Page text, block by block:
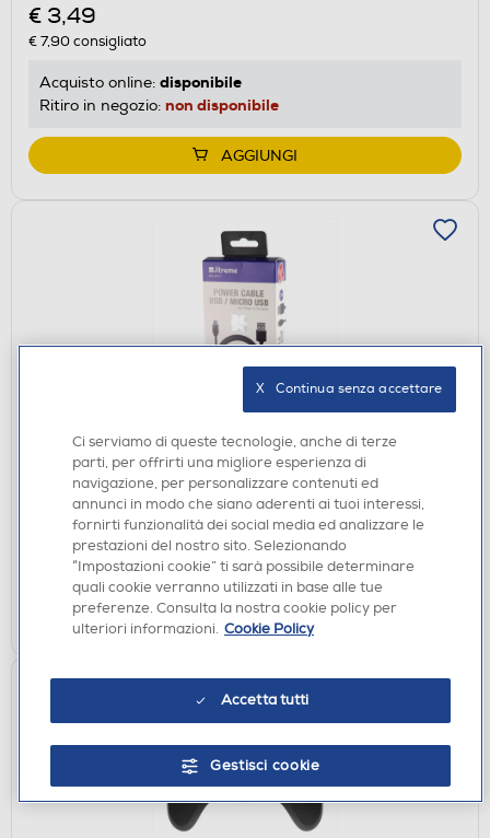
€ 3,49
€ 7,90consigliato
Acquisto online: disponibile
Ritiro in negozio: non disponibile
AGGIUNGI
ACCESSORI HOME ENTERTAINMENT
XTREME - 90451 - PS4 Power Cable USB
€ 6,90
consigliato
Acquisto online:disponibile
Ritiro in negozio in 30' gratuito:verifica
AGGIUNGI
Ci serviamo di queste tecnologie, anche di terze
parti, per offrirti una migliore esperienza di
navigazione, per personalizzare contenuti ed
annunci in modo che siano aderenti ai tuoi interessi,
fornirti funzionalità dei social media ed analizzare le
prestazioni del nostro sito. Selezionando
“Impostazioni cookie” ti sarà possibile determinare
quali cookie verranno utilizzati in base alle tue
preferenze. Consulta la nostra cookie policy per
ulteriori informazioni. Cookie Policy
Accetta tutti
Gestisci cookie
X   Continua senza accettare